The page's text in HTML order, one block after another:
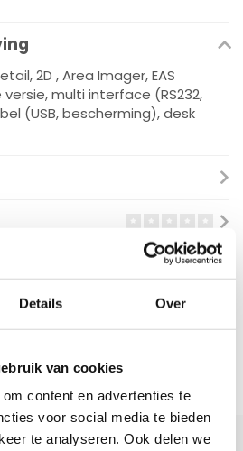
Details Over
van cookies
content en advertenties te
voor social media te bieden
te analyseren. Ook delen we
2D , Area Imager, EAS
multi interface (RS232,
(USB, bescherming), desk